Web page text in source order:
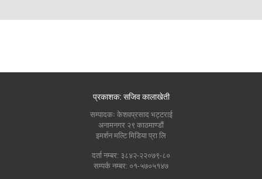
प्रकाशक: सजिव कालाखेती
सम्पादकः केशवप्रसाद भट्टराई
अनामनगर २९ काठमाण्डौं
इमर्शन मल्टि मिडिया प्रा लि
दर्ता नम्बर: ३८४२-२२०७९-८०
सम्पर्क नम्बर: ०१-५७०५१४७